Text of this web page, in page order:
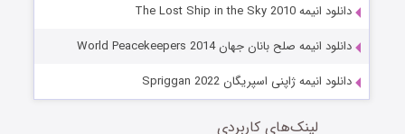
دانلود انیمه The Lost Ship in the Sky 2010
دانلود انیمه صلح بانان جهان World Peacekeepers 2014
دانلود انیمه ژاپنی اسپریگان Spriggan 2022
لینک‌های کاربردی